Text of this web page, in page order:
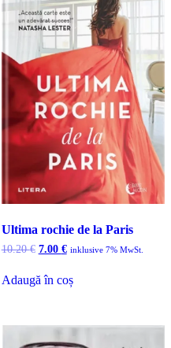
Ultima rochie de la Paris
10.20€ Prețul
a
fost:
7.00 €Prețul
7.00 €.
inklusive 7% MwSt.
Adaugă în coș